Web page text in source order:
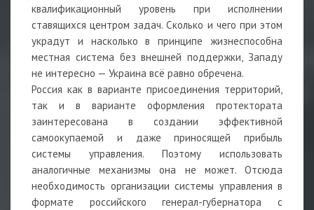
квалификационный уровень при исполнении
ставящихся центром задач. Сколько и чего при этом
украдут и насколько в принципе жизнеспособна
местная система без внешней поддержки, Западу
не интересно — Украина всё равно обречена.
Россия как в варианте присоединения территорий,
так и в варианте оформления протектората
заинтересована в создании эффективной
самоокупаемой и даже приносящей прибыль
системы управления. Поэтому использовать
аналогичные механизмы она не может. Отсюда
необходимость организации системы управления в
формате российского генерал-губернатора с